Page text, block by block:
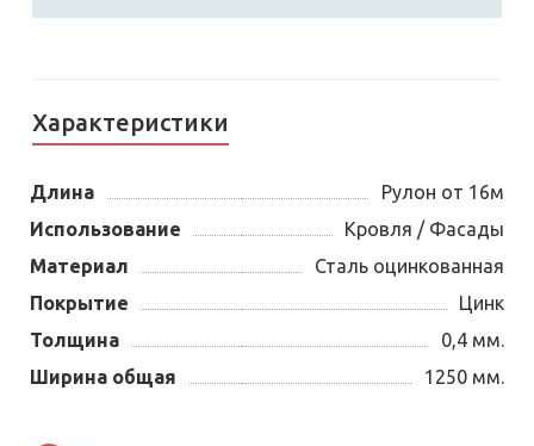
Характеристики
Длина
Рулон от 16м
Использование
Кровля / Фасады
Материал
Сталь оцинкованная
Покрытие
Цинк
Толщина
0,4 мм.
Ширина общая
1250 мм.